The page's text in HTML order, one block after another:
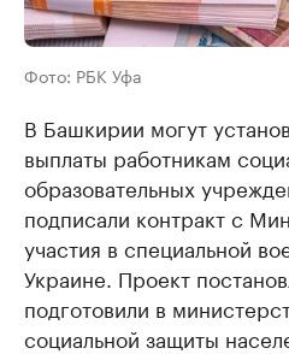
Фото: РБК Уфа
В Башкирии могут
выплаты работникам
образовательных
подписали контракт с
участия в специальной
Украине. Проект
подготовили в
социальной защиты